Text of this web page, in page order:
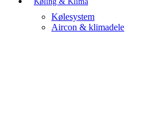
Kølesystem
Aircon & klimadele